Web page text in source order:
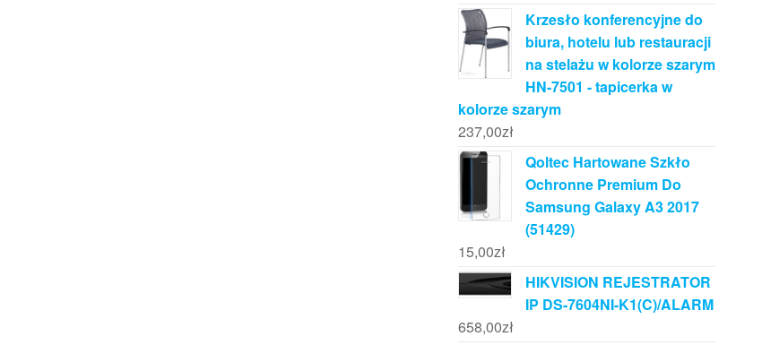
Krzesło konferencyjne do
biura, hotelu lub restauracji
na stelażu w kolorze szarym
HN-7501 - tapicerka w
kolorze szarym
237,00zł
Qoltec Hartowane Szkło
Ochronne Premium Do
Samsung Galaxy A3 2017
(51429)
15,00zł
HIKVISION REJESTRATOR
IP DS-7604NI-K1(C)/ALARM
658,00zł